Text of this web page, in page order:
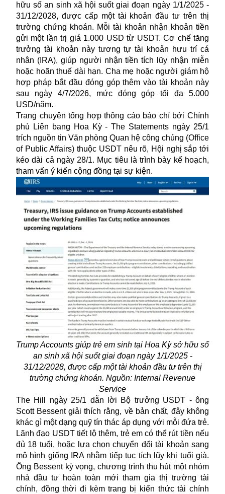
hữu số an sinh xã hội suốt giai đoạn ngày 1/1/2025 -
31/12/2028, được cấp một tài khoản đầu tư trên thị
trường chứng khoán. Mỗi tài khoản nhận khoản tiền
gửi một lần trị giá 1.000 USD từ USDT. Cơ chế tăng
trưởng tài khoản này tương tự tài khoản hưu trí cá
nhân (IRA), giúp người nhận tiền tích lũy nhận miễn
hoặc hoãn thuế dài hạn. Cha mẹ hoặc người giám hộ
hợp pháp bắt đầu đóng góp thêm vào tài khoản này
sau ngày 4/7/2026, mức đóng góp tối đa 5.000
USD/năm.
Trang chuyên tổng hợp thông cáo báo chí bởi Chính
phủ Liên bang Hoa Kỳ - The Statements ngày 25/1
trích nguồn tin Văn phòng Quan hệ công chúng (Office
of Public Affairs) thuộc USDT nêu rõ, Hội nghị sắp tới
kéo dài cả ngày 28/1. Mục tiêu là trình bày kế hoạch,
tham vấn ý kiến cộng đồng tại sự kiện.
Trump Accounts giúp trẻ em sinh tại Hoa Kỳ sở hữu số
an sinh xã hội suốt giai đoạn ngày 1/1/2025 -
31/12/2028, được cấp một tài khoản đầu tư trên thị
trường chứng khoán. Nguồn: Internal Revenue
Service
The Hill ngày 25/1 dẫn lời Bộ trưởng USDT - ông
Scott Bessent giải thích rằng, về bản chất, đây không
khác gì một dạng quỹ tín thác áp dụng với mỗi đứa trẻ.
Lãnh đạo USDT tiết lộ thêm, trẻ em có thể rút tiền nếu
đủ 18 tuổi, hoặc lựa chọn chuyển đổi tài khoản sang
mô hình giống IRA nhằm tiếp tục tích lũy khi tuổi già.
Ông Bessent kỳ vọng, chương trình thu hút một nhóm
nhà đầu tư hoàn toàn mới tham gia thị trường tài
chính, đồng thời đi kèm trang bị kiến thức tài chính